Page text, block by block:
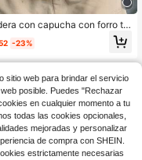
con capucha con forro té
para hombre de talla grande,
informal y versátil de mod
-23%
sitio web para brindar el servicio
posible. Puedes "Rechazar
en cualquier momento a tu
todas las cookies opcionales,
mejoradas y personalizar
de compra con SHEIN.
estrictamente necesarias